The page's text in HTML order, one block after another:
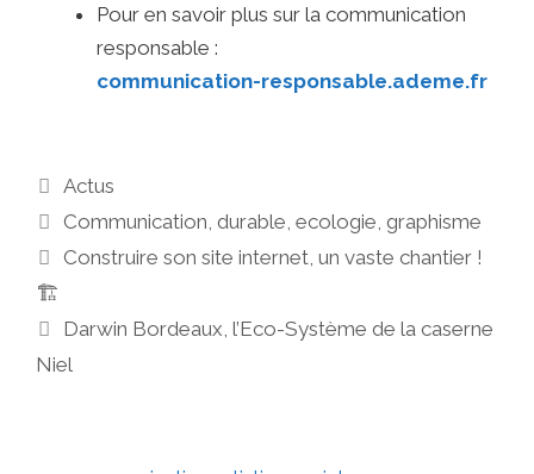
Pour en savoir plus sur la communication
responsable :
communication-responsable.ademe.fr
Actus
Communication,durable,ecologie,graphisme
Construire son site internet, un vaste chantier !
🏗️
Darwin Bordeaux, l’Eco-Système de la caserne
Niel